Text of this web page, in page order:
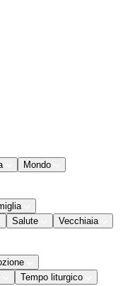
Mondo
Salute
Vecchiaia
Tempo liturgico